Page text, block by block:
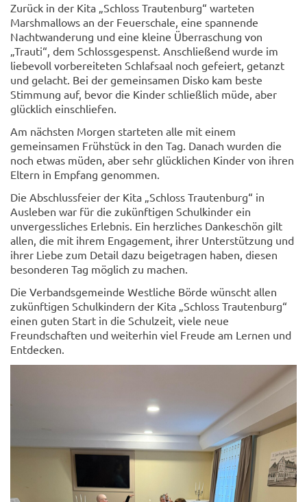
Zurück in der Kita „Schloss Trautenburg“ warteten
Marshmallows an der Feuerschale, eine spannende
Nachtwanderung und eine kleine Überraschung von
„Trauti“, dem Schlossgespenst. Anschließend wurde im
liebevoll vorbereiteten Schlafsaal noch gefeiert, getanzt
und gelacht. Bei der gemeinsamen Disko kam beste
Stimmung auf, bevor die Kinder schließlich müde, aber
glücklich einschliefen.
Am nächsten Morgen starteten alle mit einem
gemeinsamen Frühstück in den Tag. Danach wurden die
noch etwas müden, aber sehr glücklichen Kinder von ihren
Eltern in Empfang genommen.
Die Abschlussfeier der Kita „Schloss Trautenburg“ in
Ausleben war für die zukünftigen Schulkinder ein
unvergessliches Erlebnis. Ein herzliches Dankeschön gilt
allen, die mit ihrem Engagement, ihrer Unterstützung und
ihrer Liebe zum Detail dazu beigetragen haben, diesen
besonderen Tag möglich zu machen.
Die Verbandsgemeinde Westliche Börde wünscht allen
zukünftigen Schulkindern der Kita „Schloss Trautenburg“
einen guten Start in die Schulzeit, viele neue
Freundschaften und weiterhin viel Freude am Lernen und
Entdecken.